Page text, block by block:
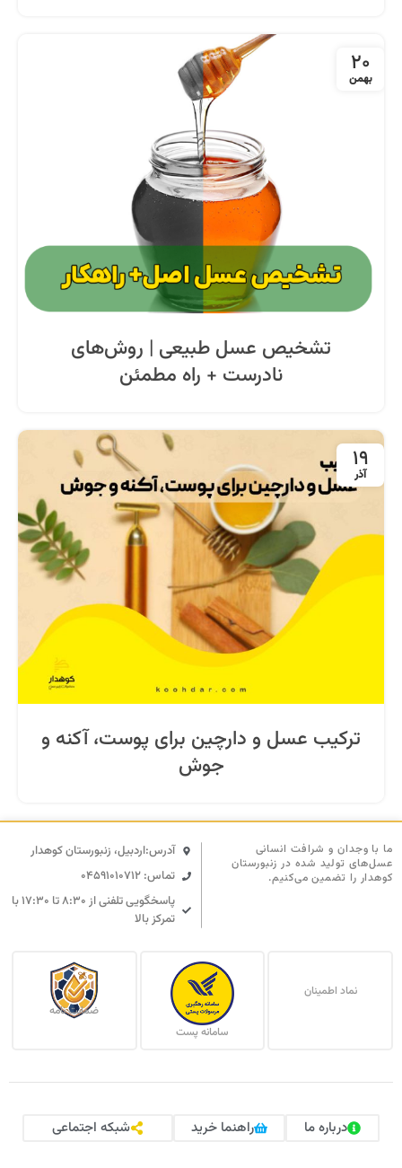
20
بهمن
تشخیص عسل طبیعی | روش‌های
نادرست + راه مطمئن
19
آذر
ترکیب عسل و دارچین برای پوست، آکنه و
جوش
آدرس:اردبیل، زنبورستان کوهدار
تماس: 04591010712
پاسخگویی تلفنی از ۸:۳۰ تا ۱۷:۳۰ با
تمرکز بالا
ما با وجدان و شرافت انسانی
عسل‌های تولید شده در زنبورستان
کوهدار را تضمین می‌کنیم.
نماد اطمینان
سامانه پست
ضمانت نامه
درباره ما راهنما خرید شبکه اجتماعی